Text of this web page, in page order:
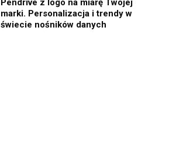
Pendrive z logo na miarę Twojej
marki. Personalizacja i trendy w
świecie nośników danych